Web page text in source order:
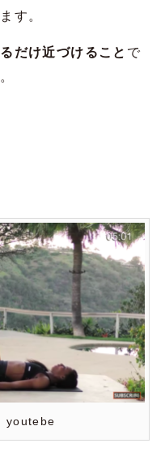
す。
だけ近づけること で
youtebe